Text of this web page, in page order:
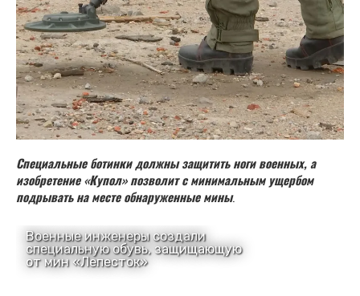
Специальные ботинки должны защитить ноги военных, а
изобретение «Купол» позволит с минимальным ущербом
подрывать на месте обнаруженные мины.